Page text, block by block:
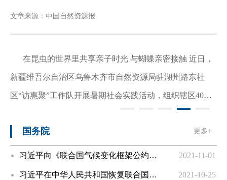
文章来源：中国自然资源报
在昆虫的世界里共享亲子时光 与蝴蝶亲密接触 近日，
新疆维吾尔自治区乌鲁木齐市自然资源局驻湖州路东社
区“访惠聚”工作队开展暑期社会实践活动，组织辖区40多
[详情]
自然资源厅启动第二十三个党风廉政教育
月活动
国务院 更多+
习近平向《联合国气候变化框架公约》第二十六次缔约方大会世界领导人峰会发表书面致辞 2021-11-01
习近平在中华人民共和国恢复联合国合法席位50周年纪念会议上的讲话（全文） 2021-10-25